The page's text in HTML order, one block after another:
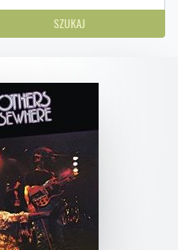
SZUKAJ